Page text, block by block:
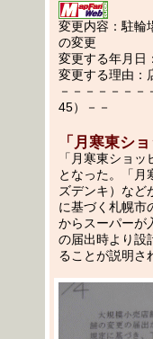
変更内容：駐輪
の変更
変更する年月日
変更する理由：
－－－－－－
45）－－
「月寒東シ
「月寒東ショ
となった。「月
ズデンキ）など
に基づく札幌市
からスーパーが
の届出時より設
ることが説明さ